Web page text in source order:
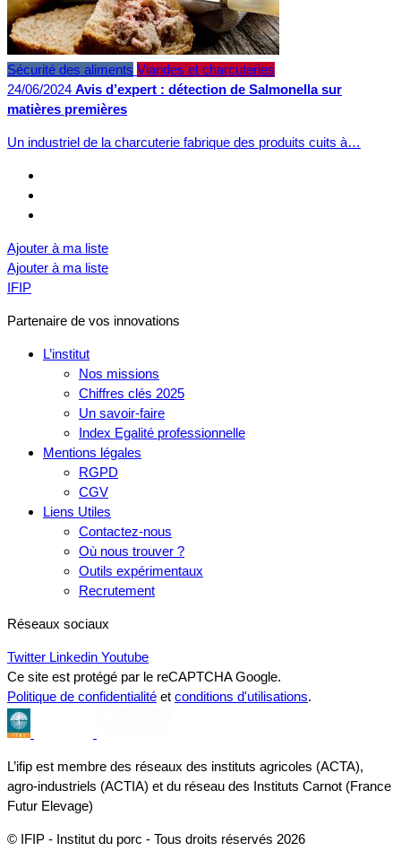
Sécurité des aliments Viandes et charcuteries
24/06/2024 Avis d’expert : détection de Salmonella sur
matières premières
Un industriel de la charcuterie fabrique des produits cuits à…
Ajouter à ma liste
Ajouter à ma liste
IFIP
Partenaire de vos innovations
L’institut
Nos missions
Chiffres clés 2025
Un savoir-faire
Index Egalité professionnelle
Mentions légales
RGPD
CGV
Liens Utiles
Contactez-nous
Où nous trouver ?
Outils expérimentaux
Recrutement
Réseaux sociaux
Twitter Linkedin Youtube
Ce site est protégé par le reCAPTCHA Google.
Politique de confidentialité et conditions d'utilisations.
L’ifip est membre des réseaux des instituts agricoles (ACTA),
agro-industriels (ACTIA) et du réseau des Instituts Carnot (France
Futur Elevage)
© IFIP - Institut du porc - Tous droits réservés 2026